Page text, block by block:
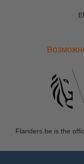
Flanders.be is the